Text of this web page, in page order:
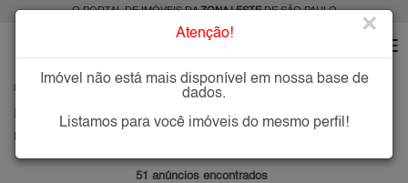
O PORTAL DE IMÓVEIS DAZONA LESTEDE SÃO PAULO
BELENZINHO
Imóveis para Alugar no Belenzinho, Zona Leste de São Paulo, SP
51 anúncios encontrados
Atenção! ×
Imóvel não está mais disponível em nossa base de
dados.
Listamos para você imóveis do mesmo perfil!